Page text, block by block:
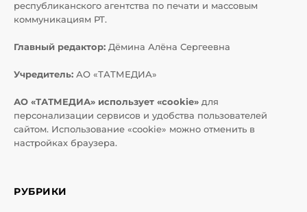
республиканского агентства по печати и массовым
коммуникациям РТ.
Главный редактор: Дёмина Алёна Сергеевна
Учредитель: АО «ТАТМЕДИА»
АО «ТАТМЕДИА» использует «cookie» для
персонализации сервисов и удобства пользователей
сайтом. Использование «cookie» можно отменить в
настройках браузера.
РУБРИКИ